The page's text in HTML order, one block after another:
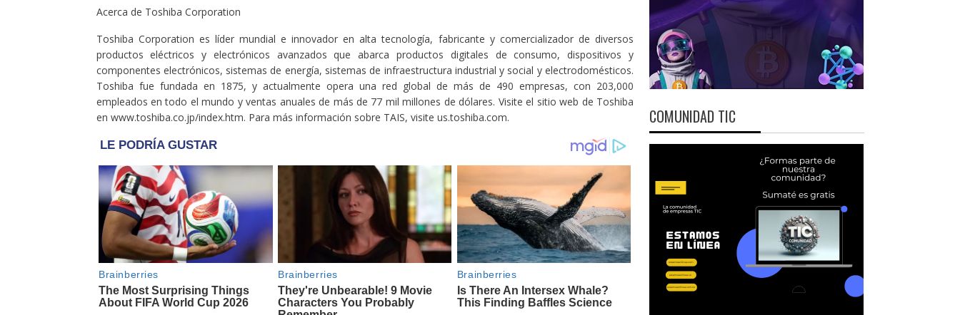
Acerca de Toshiba Corporation
Toshiba Corporation es líder mundial e innovador en alta tecnología, fabricante y comercializador de diversos
productos eléctricos y electrónicos avanzados que abarca productos digitales de consumo, dispositivos y
componentes electrónicos, sistemas de energía, sistemas de infraestructura industrial y social y electrodomésticos.
Toshiba fue fundada en 1875, y actualmente opera una red global de más de 490 empresas, con 203,000
empleados en todo el mundo y ventas anuales de más de 77 mil millones de dólares. Visite el sitio web de Toshiba
en www.toshiba.co.jp/index.htm. Para más información sobre TAIS, visite us.toshiba.com.
COMUNIDAD TIC